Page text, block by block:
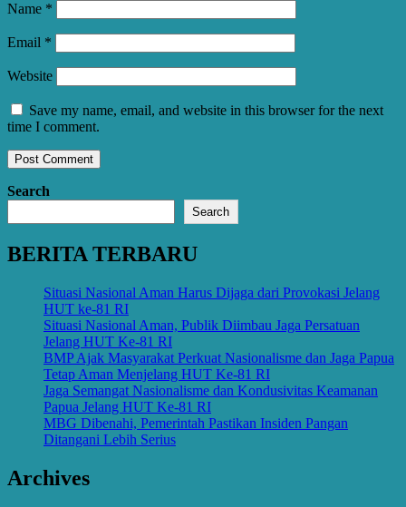
Name *
Email *
Website
Save my name, email, and website in this browser for the next
time I comment.
Search
Search
BERITA TERBARU
Situasi Nasional Aman Harus Dijaga dari Provokasi Jelang
HUT ke-81 RI
Situasi Nasional Aman, Publik Diimbau Jaga Persatuan
Jelang HUT Ke-81 RI
BMP Ajak Masyarakat Perkuat Nasionalisme dan Jaga Papua
Tetap Aman Menjelang HUT Ke-81 RI
Jaga Semangat Nasionalisme dan Kondusivitas Keamanan
Papua Jelang HUT Ke-81 RI
MBG Dibenahi, Pemerintah Pastikan Insiden Pangan
Ditangani Lebih Serius
Archives